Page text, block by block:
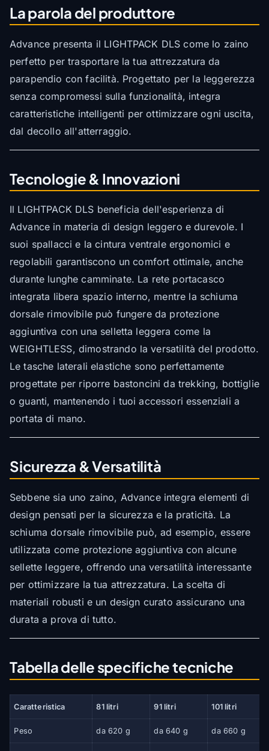
La parola del produttore
Advance presenta il LIGHTPACK DLS come lo zaino
perfetto per trasportare la tua attrezzatura da
parapendio con facilità. Progettato per la leggerezza
senza compromessi sulla funzionalità, integra
caratteristiche intelligenti per ottimizzare ogni uscita,
dal decollo all'atterraggio.
Tecnologie & Innovazioni
Il LIGHTPACK DLS beneficia dell'esperienza di
Advance in materia di design leggero e durevole. I
suoi spallacci e la cintura ventrale ergonomici e
regolabili garantiscono un comfort ottimale, anche
durante lunghe camminate. La rete portacasco
integrata libera spazio interno, mentre la schiuma
dorsale rimovibile può fungere da protezione
aggiuntiva con una selletta leggera come la
WEIGHTLESS, dimostrando la versatilità del prodotto.
Le tasche laterali elastiche sono perfettamente
progettate per riporre bastoncini da trekking, bottiglie
o guanti, mantenendo i tuoi accessori essenziali a
portata di mano.
Sicurezza & Versatilità
Sebbene sia uno zaino, Advance integra elementi di
design pensati per la sicurezza e la praticità. La
schiuma dorsale rimovibile può, ad esempio, essere
utilizzata come protezione aggiuntiva con alcune
sellette leggere, offrendo una versatilità interessante
per ottimizzare la tua attrezzatura. La scelta di
materiali robusti e un design curato assicurano una
durata a prova di tutto.
Tabella delle specifiche tecniche
Caratteristica 81 litri 91 litri 101 litri
Peso da 620 g da 640 g da 660 g